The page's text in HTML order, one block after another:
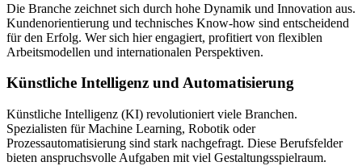
Die Branche zeichnet sich durch hohe Dynamik und Innovation aus.
Kundenorientierung und technisches Know-how sind entscheidend
für den Erfolg. Wer sich hier engagiert, profitiert von flexiblen
Arbeitsmodellen und internationalen Perspektiven.
Künstliche Intelligenz und Automatisierung
Künstliche Intelligenz (KI) revolutioniert viele Branchen.
Spezialisten für Machine Learning, Robotik oder
Prozessautomatisierung sind stark nachgefragt. Diese Berufsfelder
bieten anspruchsvolle Aufgaben mit viel Gestaltungsspielraum.